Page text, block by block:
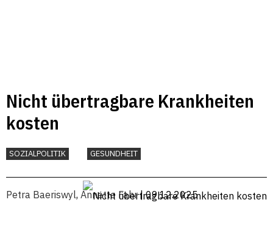
Nicht übertragbare Krankheiten
kosten
SOZIALPOLITIK GESUNDHEIT
Petra Baeriswyl, Annette Fahr| 09.12.2025